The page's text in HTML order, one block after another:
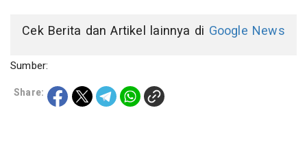
Cek Berita dan Artikel lainnya di Google News
Sumber:
Share: